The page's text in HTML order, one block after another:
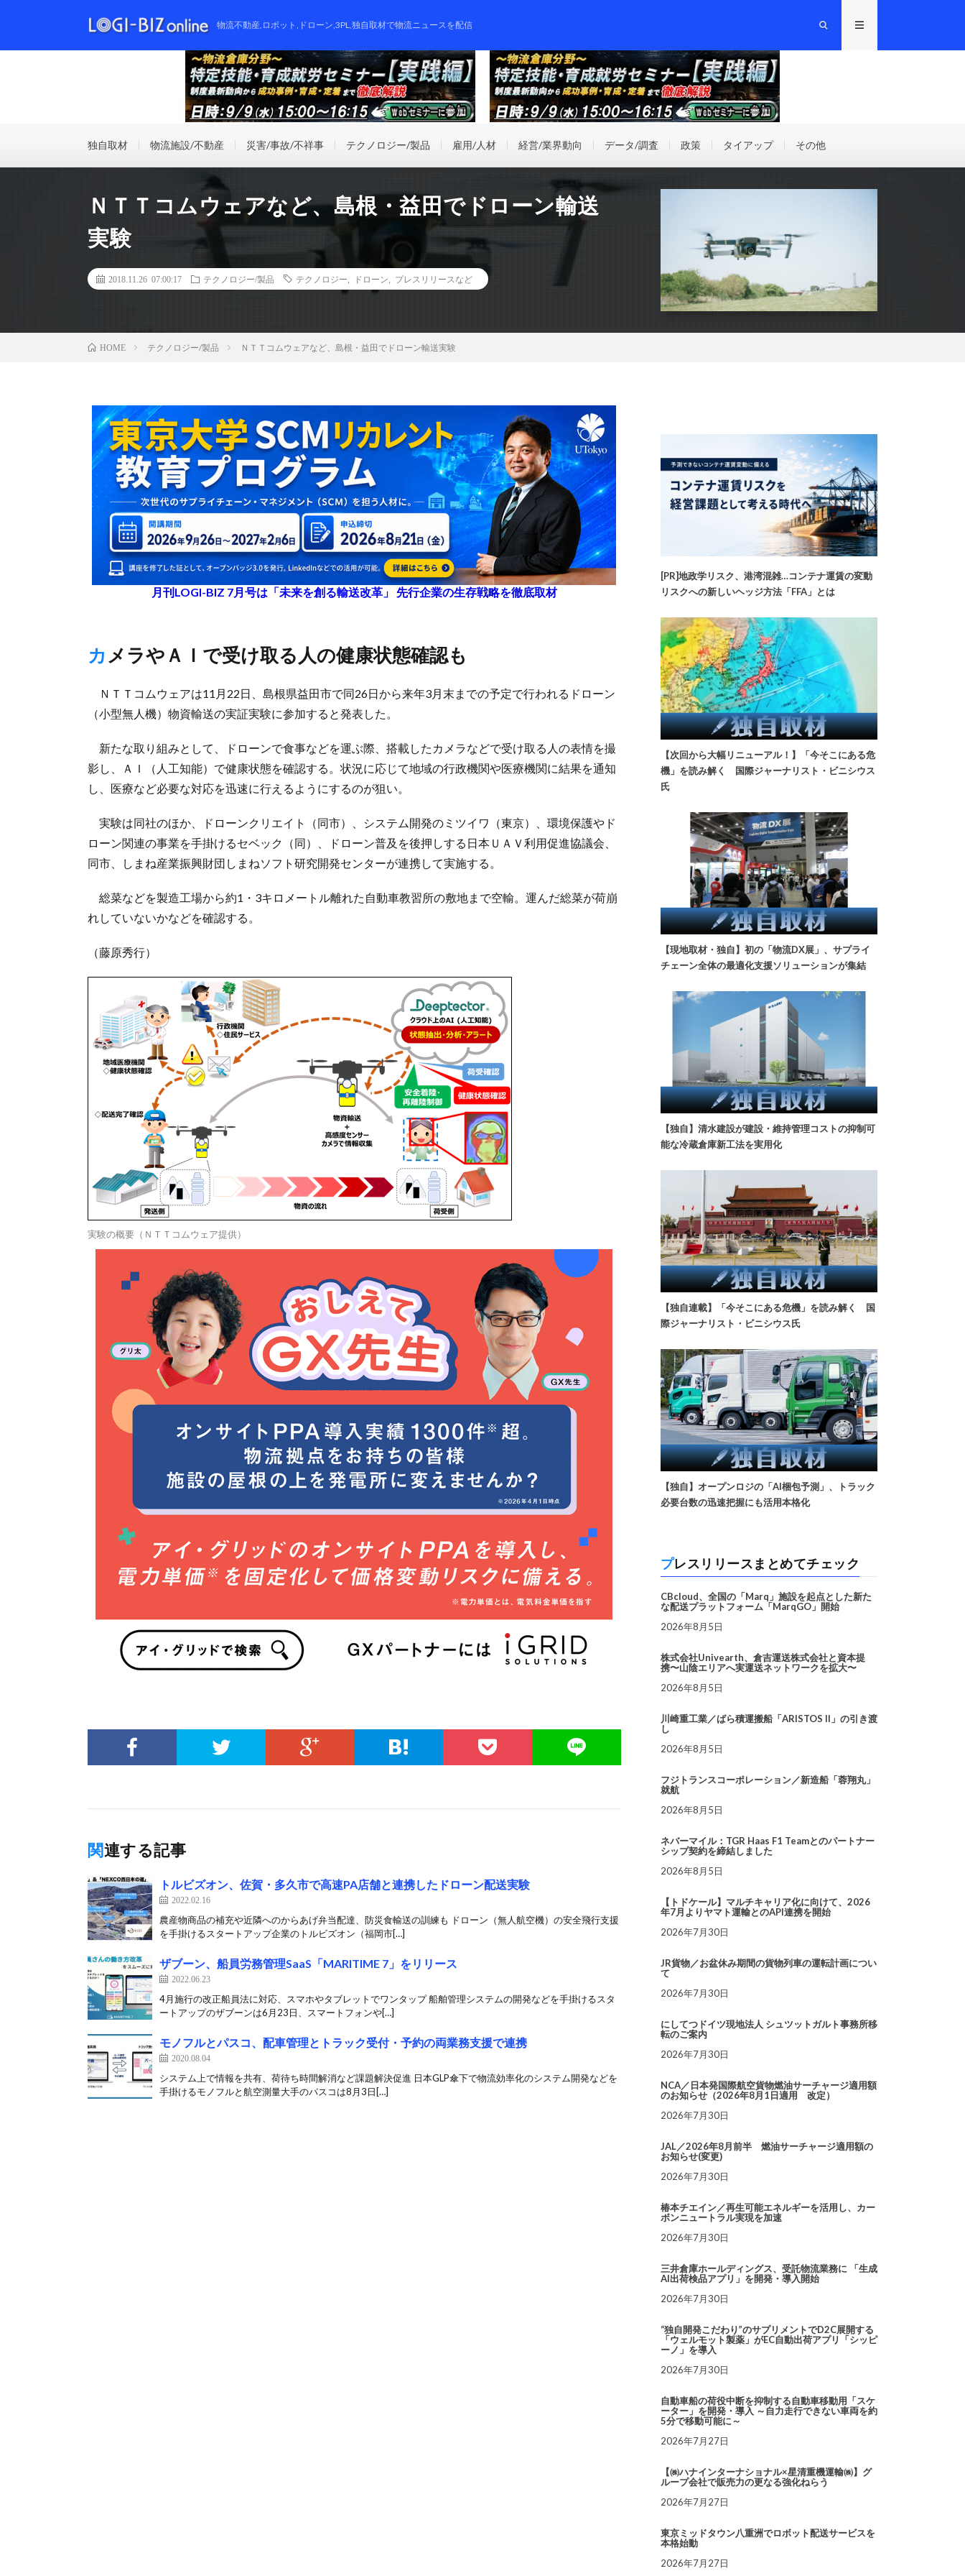
物流不動産,ロボット,ドローン,3PL,独自取材で物流ニュースを配信
独自取材 物流施設/不動産 災害/事故/不祥事 テクノロジー/製品 雇用/人材 経営/業界動向 データ/調査 政策 タイアップ その他
ＮＴＴコムウェアなど、島根・益田でドローン輸送
実験
2018.11.26 07:00:17 テクノロジー/製品 テクノロジー ドローン プレスリリースなど
HOME テクノロジー/製品 ＮＴＴコムウェアなど、島根・益田でドローン輸送実験
月刊LOGI-BIZ 7月号は「未来を創る輸送改革」 先行企業の生存戦略を徹底取材
カメラやＡＩで受け取る人の健康状態確認も
ＮＴＴコムウェアは11月22日、島根県益田市で同26日から来年3月末までの予定で行われるドローン
（小型無人機）物資輸送の実証実験に参加すると発表した。
新たな取り組みとして、ドローンで食事などを運ぶ際、搭載したカメラなどで受け取る人の表情を撮
影し、ＡＩ（人工知能）で健康状態を確認する。状況に応じて地域の行政機関や医療機関に結果を通知
し、医療など必要な対応を迅速に行えるようにするのが狙い。
実験は同社のほか、ドローンクリエイト（同市）、システム開発のミツイワ（東京）、環境保護やド
ローン関連の事業を手掛けるセベック（同）、ドローン普及を後押しする日本ＵＡＶ利用促進協議会、
同市、しまね産業振興財団しまねソフト研究開発センターが連携して実施する。
総菜などを製造工場から約1・3キロメートル離れた自動車教習所の敷地まで空輸。運んだ総菜が荷崩
れしていないかなどを確認する。
（藤原秀行）
実験の概要（ＮＴＴコムウェア提供）
関連する記事
トルビズオン、佐賀・多久市で高速PA店舗と連携したドローン配送実験
2022.02.16
農産物商品の補充や近隣へのからあげ弁当配達、防災食輸送の訓練も ドローン（無人航空機）の安全飛行支援
を手掛けるスタートアップ企業のトルビズオン（福岡市[…]
ザブーン、船員労務管理SaaS「MARITIME 7」をリリース
2022.06.23
4月施行の改正船員法に対応、スマホやタブレットでワンタップ 船舶管理システムの開発などを手掛けるスタ
ートアップのザブーンは6月23日、スマートフォンや[…]
モノフルとパスコ、配車管理とトラック受付・予約の両業務支援で連携
2020.08.04
システム上で情報を共有、荷待ち時間解消など課題解決促進 日本GLP傘下で物流効率化のシステム開発などを
手掛けるモノフルと航空測量大手のパスコは8月3日[…]
[PR]地政学リスク、港湾混雑…コンテナ運賃の変動
リスクへの新しいヘッジ方法「FFA」とは
【次回から大幅リニューアル！】「今そこにある危
機」を読み解く 国際ジャーナリスト・ビニシウス
氏
【現地取材・独自】初の「物流DX展」、サプライ
チェーン全体の最適化支援ソリューションが集結
【独自】清水建設が建設・維持管理コストの抑制可
能な冷蔵倉庫新工法を実用化
【独自連載】「今そこにある危機」を読み解く 国
際ジャーナリスト・ビニシウス氏
【独自】オープンロジの「AI梱包予測」、トラック
必要台数の迅速把握にも活用本格化
プレスリリースまとめてチェック
CBcloud、全国の「Marq」施設を起点とした新た
な配送プラットフォーム「MarqGO」開始
2026年8月5日
株式会社Univearth、倉吉運送株式会社と資本提
携〜山陰エリアへ実運送ネットワークを拡大〜
2026年8月5日
川崎重工業／ばら積運搬船「ARISTOS II」の引き渡
し
2026年8月5日
フジトランスコーポレーション／新造船「蓉翔丸」
就航
2026年8月5日
ネバーマイル：TGR Haas F1 Teamとのパートナー
シップ契約を締結しました
2026年8月5日
【トドケール】マルチキャリア化に向けて、2026
年7月よりヤマト運輸とのAPI連携を開始
2026年7月30日
JR貨物／お盆休み期間の貨物列車の運転計画につい
て
2026年7月30日
にしてつドイツ現地法人 シュツットガルト事務所移
転のご案内
2026年7月30日
NCA／日本発国際航空貨物燃油サーチャージ適用額
のお知らせ（2026年8月1日適用 改定）
2026年7月30日
JAL／2026年8月前半 燃油サーチャージ適用額の
お知らせ(変更)
2026年7月30日
椿本チエイン／再生可能エネルギーを活用し、カー
ボンニュートラル実現を加速
2026年7月30日
三井倉庫ホールディングス、受託物流業務に 「生成
AI出荷検品アプリ」を開発・導入開始
2026年7月30日
“独自開発こだわり”のサプリメントでD2C展開する
「ウェルモット製薬」がEC自動出荷アプリ「シッピ
ーノ」を導入
2026年7月30日
自動車船の荷役中断を抑制する自動車移動用「スケ
ーター」を開発・導入 ～自力走行できない車両を約
5分で移動可能に～
2026年7月27日
【㈱ハナインターナショナル×星清重機運輸㈱】グ
ループ会社で販売力の更なる強化ねらう
2026年7月27日
東京ミッドタウン八重洲でロボット配送サービスを
本格始動
2026年7月27日